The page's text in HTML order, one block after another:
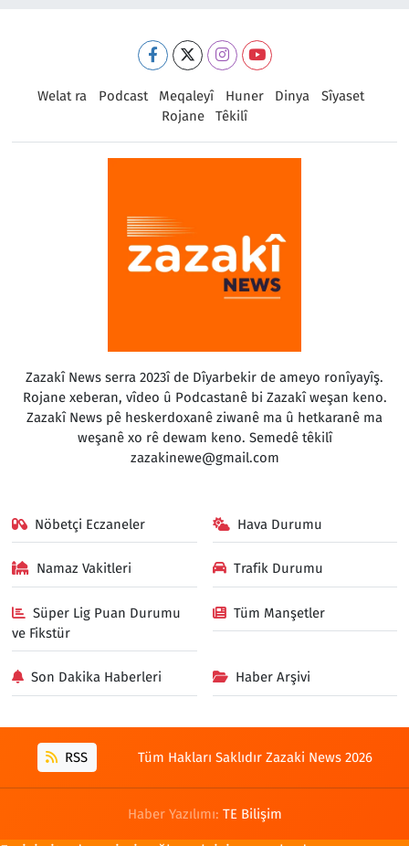
Welat ra Podcast Meqaleyî Huner Dinya
Sîyaset
Rojane
Têkilî
Zazakî News serra 2023î de Dîyarbekir de ameyo ronîyayîş.
Rojane xeberan, vîdeo û Podcastanê bi Zazakî weşan keno.
Zazakî News pê heskerdoxanê ziwanê ma û hetkaranê ma
weşanê xo rê dewam keno. Semedê têkilî
zazakinewe@gmail.com
Nöbetçi Eczaneler Hava Durumu
Namaz Vakitleri Trafik Durumu
Süper Lig Puan Durumu
ve Fikstür
Tüm Manşetler
Son Dakika Haberleri Haber Arşivi
RSS Tüm Hakları Saklıdır Zazaki News 2026
Haber Yazılımı: TE Bilişim